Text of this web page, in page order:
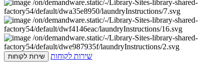
שירות לקוחות שירות לקוחות